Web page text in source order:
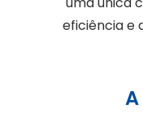
eficiência e